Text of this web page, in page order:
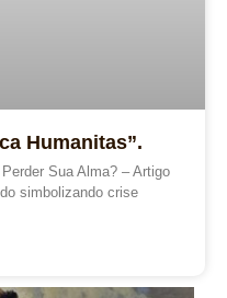
Humanitas”.
Sua Alma? – Artigo
simbolizando crise